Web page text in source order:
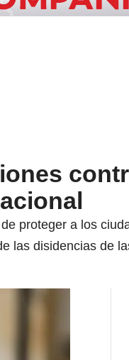
proteger a los
las disidencias de